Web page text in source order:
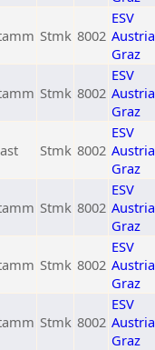
Stmk 8002
ESV
Austria
Graz
Stmk 8002
ESV
Austria
Graz
Stmk 8002
ESV
Austria
Graz
Stmk 8002
ESV
Austria
Graz
Stmk 8002
ESV
Austria
Graz
Stmk 8002
ESV
Austria
Graz